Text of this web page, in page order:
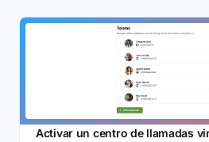
Activar un centro de llamadas